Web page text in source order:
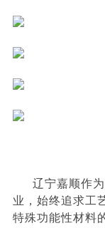
辽宁嘉顺作
业，始终追求工
特殊功能性材料